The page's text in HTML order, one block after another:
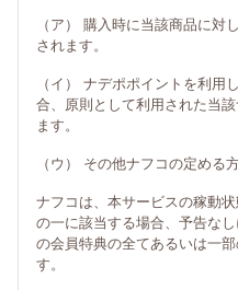
（ア） 購入時に当該商品に対
されます。
（イ） ナデポポイントを利用
合、原則として利用された当
ます。
（ウ） その他ナフコの定める
ナフコは、本サービスの稼動
の一に該当する場合、予告な
の会員特典の全てあるいは一
す。